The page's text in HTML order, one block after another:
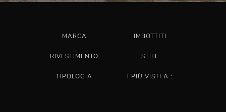
MARCA IMBOTTITI
RIVESTIMENTO STILE
TIPOLOGIA I PIÙ VISTI A :